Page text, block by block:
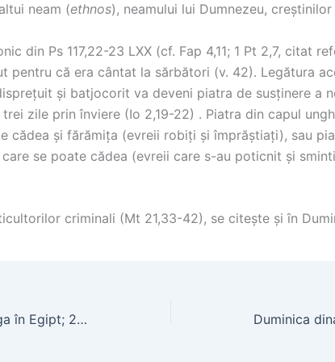
neam (ethnos), neamului lui Dumnezeu,
din Ps 117,22-23 LXX (cf. Fap 4,11; 1 Pt 2,7, citat
pentru că era cântat la sărbători (v. 42). Legătura
și batjocorit va deveni piatra de susținere a
zile prin înviere (Io 2,19-22) . Piatra din capul
cădea și fărămița (evreii robiți și împrăștiați), sau
se poate cădea (evreii care s-au poticnit și
criminali (Mt 21,33-42), se citește și în
Ziua a doua de Crăciun; fuga în Egipt; 26 decembrie